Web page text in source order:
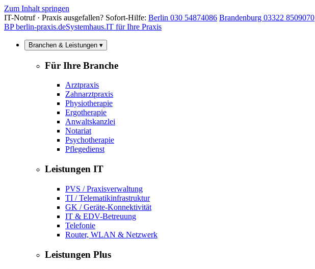
Zum Inhalt springen
IT-Notruf · Praxis ausgefallen? Sofort-Hilfe: Berlin 030 54874086 Brandenburg 03322 8509070
BP berlin-praxis.deSystemhaus.IT für Ihre Praxis
Branchen & Leistungen ▾
Für Ihre Branche
Arztpraxis
Zahnarztpraxis
Physiotherapie
Ergotherapie
Anwaltskanzlei
Notariat
Psychotherapie
Pflegedienst
Leistungen IT
PVS / Praxisverwaltung
TI / Telematikinfrastruktur
GK / Geräte-Konnektivität
IT & EDV-Betreuung
Telefonie
Router, WLAN & Netzwerk
Leistungen Plus